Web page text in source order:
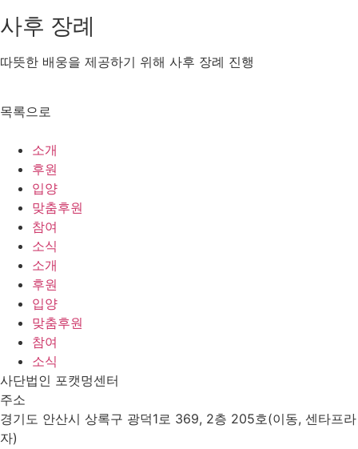
사후 장례
따뜻한 배웅을 제공하기 위해 사후 장례 진행
목록으로
소개
후원
입양
맞춤후원
참여
소식
소개
후원
입양
맞춤후원
참여
소식
사단법인 포캣멍센터
주소
경기도 안산시 상록구 광덕1로 369, 2층 205호(이동, 센타프라
자)